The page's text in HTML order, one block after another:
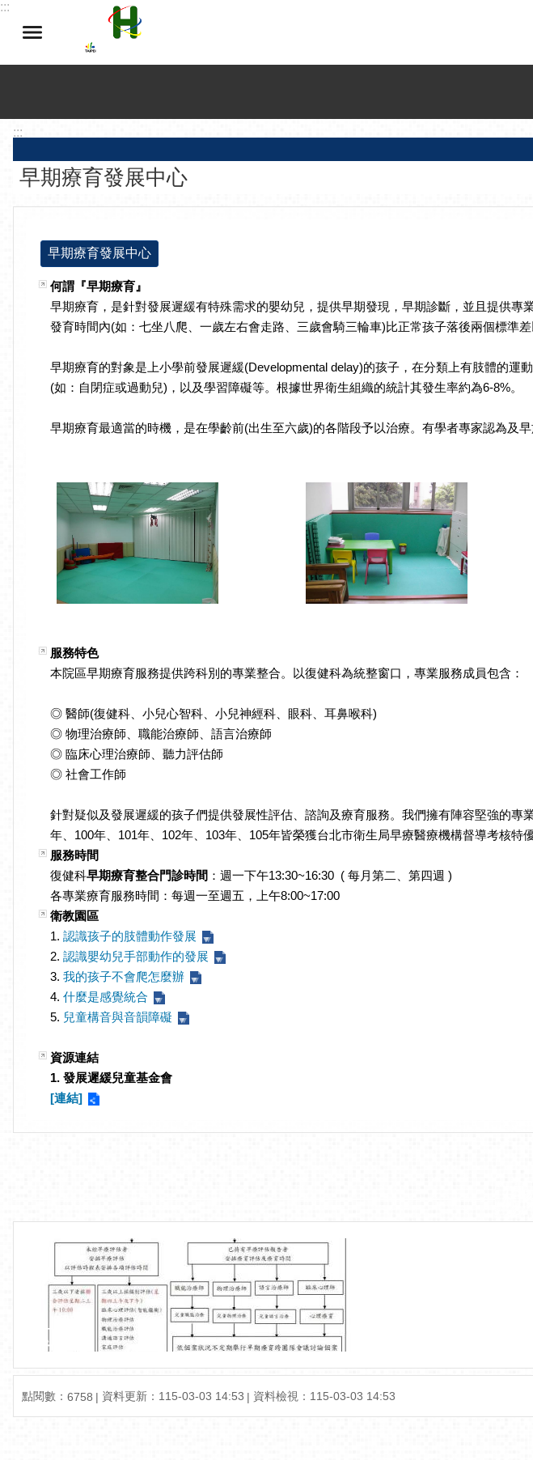
跳到主要內容區塊
:::
:::
早期療育發展中心
早期療育發展中心
何謂『早期療育』
早期療育，是針對發展遲緩有特殊需求的嬰幼兒，提供早期發現，早期診斷，並且提供
發育時間內(如：七坐八爬、一歲左右會走路、三歲會騎三輪車)比正常孩子落後兩個標準差
早期療育的對象是上小學前發展遲緩(Developmental delay)的孩子，在分類上有肢體的
(如：自閉症或過動兒)，以及學習障礙等。根據世界衛生組織的統計其發生率約為6-8%。
早期療育最適當的時機，是在學齡前(出生至六歲)的各階段予以治療。有學者專家認為及
服務特色
本院區早期療育服務提供跨科別的專業整合。以復健科為統整窗口，專業服務成員包含：
◎ 醫師(復健科、小兒心智科、小兒神經科、眼科、耳鼻喉科)
◎ 物理治療師、職能治療師、語言治療師
◎ 臨床心理治療師、聽力評估師
◎ 社會工作師
針對疑似及發展遲緩的孩子們提供發展性評估、諮詢及療育服務。我們擁有陣容堅強的
年、100年、101年、102年、103年、105年皆榮獲台北市衛生局早療醫療機
服務時間
復健科早期療育整合門診時間 ：週一下午13:30~16:30 ( 每月第二、第四週 )
各專業療育服務時間：每週一至週五，上午8:00~17:00
衛教園區
1. 認識孩子的肢體動作發展
2. 認識嬰幼兒手部動作的發展
3. 我的孩子不會爬怎麼辦
4. 什麼是感覺統合
5. 兒童構音與音韻障礙
資源連結
1. 發展遲緩兒童基金會
[連結]
點閱數： 6758 資料更新： 115-03-03 14:53 資料檢視： 115-03-03 14:53